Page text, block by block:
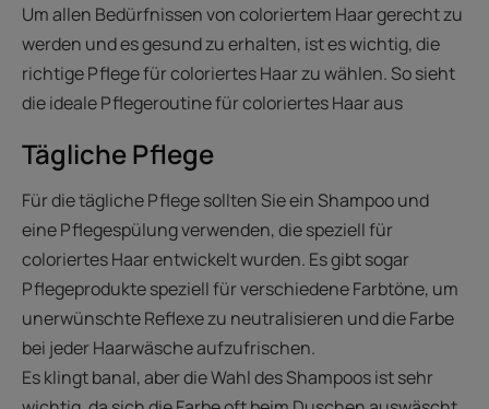
Um allen Bedürfnissen von coloriertem Haar gerecht zu
werden und es gesund zu erhalten, ist es wichtig, die
richtige Pflege für coloriertes Haar zu wählen. So sieht
die ideale Pflegeroutine für coloriertes Haar aus
Tägliche Pflege
Für die tägliche Pflege sollten Sie ein Shampoo und
eine Pflegespülung verwenden, die speziell für
coloriertes Haar entwickelt wurden. Es gibt sogar
Pflegeprodukte speziell für verschiedene Farbtöne, um
unerwünschte Reflexe zu neutralisieren und die Farbe
bei jeder Haarwäsche aufzufrischen.
Es klingt banal, aber die Wahl des Shampoos ist sehr